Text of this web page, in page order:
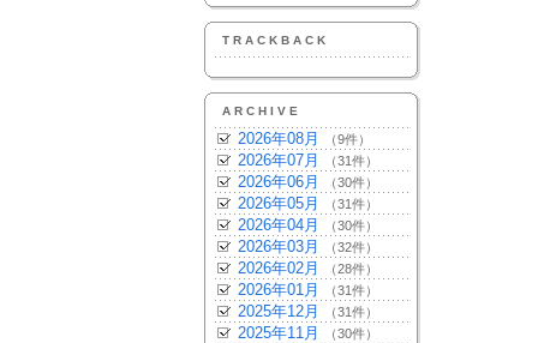
TRACKBACK
ARCHIVE
2026年08月 （9件）
2026年07月 （31件）
2026年06月 （30件）
2026年05月 （31件）
2026年04月 （30件）
2026年03月 （32件）
2026年02月 （28件）
2026年01月 （31件）
2025年12月 （31件）
2025年11月 （30件）